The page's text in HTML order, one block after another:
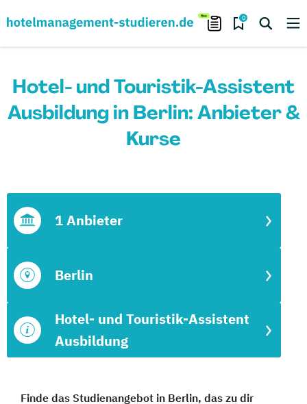
0
Hotel- und Touristik-Assistent
Ausbildung in Berlin: Anbieter &
Kurse
Hotel- und Touristik-Assistent
Ausbildung
Berlin
1 Anbieter
Finde das Studienangebot in Berlin, das zu dir